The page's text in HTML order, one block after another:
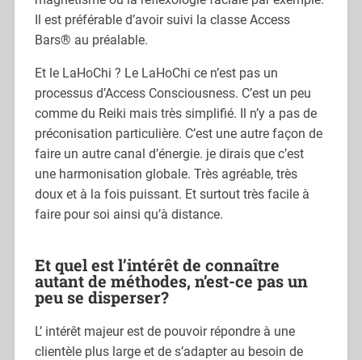
Il est préférable d’avoir suivi la classe Access
Bars® au préalable.
Et le LaHoChi ? Le LaHoChi ce n’est pas un
processus d’Access Consciousness. C’est un peu
comme du Reiki mais très simplifié. Il n’y a pas de
préconisation particulière. C’est une autre façon de
faire un autre canal d’énergie. je dirais que c’est
une harmonisation globale. Très agréable, très
doux et à la fois puissant. Et surtout très facile à
faire pour soi ainsi qu’à distance.
Et quel est l’intérêt de connaître
autant de méthodes, n’est-ce pas un
peu se disperser?
L’ intérêt majeur est de pouvoir répondre à une
clientèle plus large et de s’adapter au besoin de